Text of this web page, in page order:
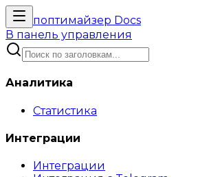
поптимайзер Docs
В панель управления
Аналитика
Статистика
Интеграции
Интеграции